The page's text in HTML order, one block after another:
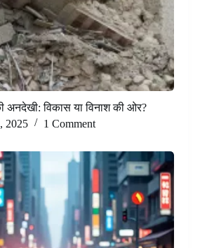
विकास या विनाश की ओर?
2025
1 Comment